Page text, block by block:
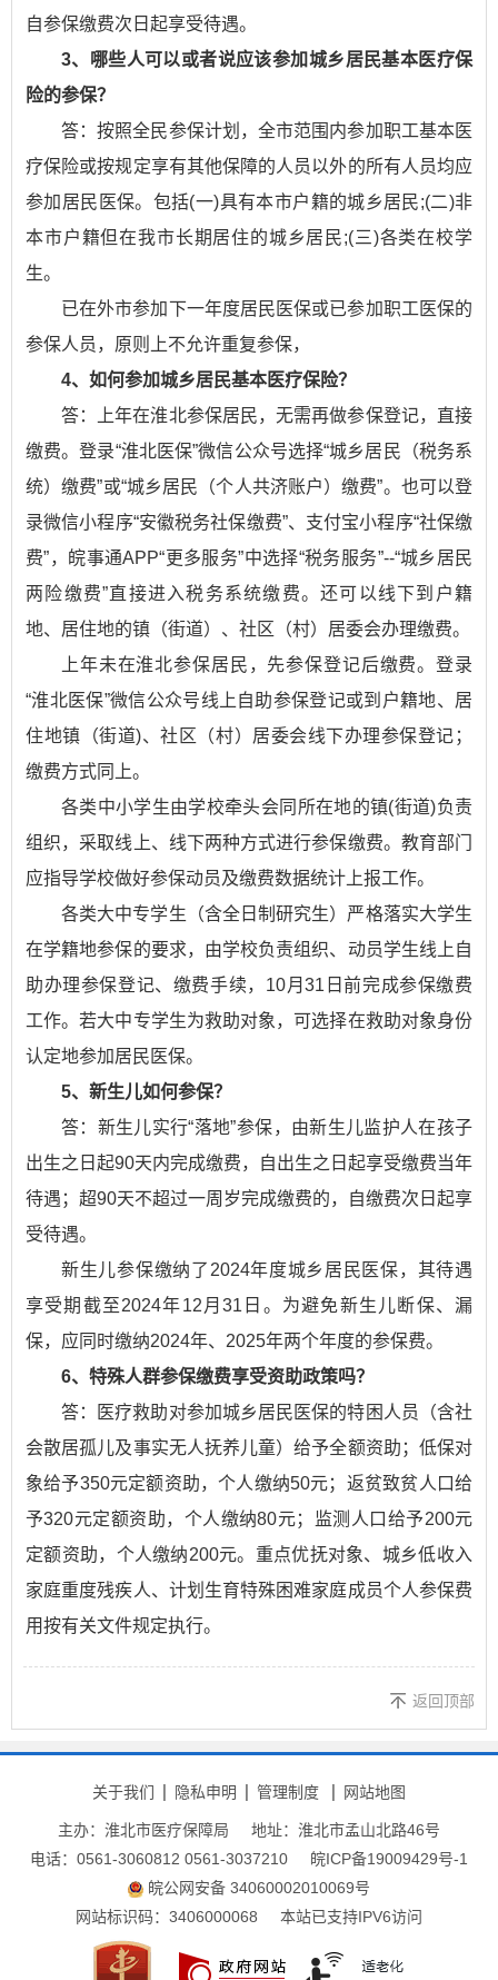
自参保缴费次日起享受待遇。
3、哪些人可以或者说应该参加城乡居民基本医疗保
险的参保？
答：按照全民参保计划，全市范围内参加职工基本医
疗保险或按规定享有其他保障的人员以外的所有人员均应
参加居民医保。包括(一)具有本市户籍的城乡居民;(二)非
本市户籍但在我市长期居住的城乡居民;(三)各类在校学
生。
已在外市参加下一年度居民医保或已参加职工医保的
参保人员，原则上不允许重复参保，
4、如何参加城乡居民基本医疗保险？
答：上年在淮北参保居民，无需再做参保登记，直接
缴费。登录“淮北医保”微信公众号选择“城乡居民（税务系
统）缴费”或“城乡居民（个人共济账户）缴费”。也可以登
录微信小程序“安徽税务社保缴费”、支付宝小程序“社保缴
费”，皖事通APP“更多服务”中选择“税务服务”--“城乡居民
两险缴费”直接进入税务系统缴费。还可以线下到户籍
地、居住地的镇（街道）、社区（村）居委会办理缴费。
上年未在淮北参保居民，先参保登记后缴费。登录
“淮北医保”微信公众号线上自助参保登记或到户籍地、居
住地镇（街道)、社区（村）居委会线下办理参保登记；
缴费方式同上。
各类中小学生由学校牵头会同所在地的镇(街道)负责
组织，采取线上、线下两种方式进行参保缴费。教育部门
应指导学校做好参保动员及缴费数据统计上报工作。
各类大中专学生（含全日制研究生）严格落实大学生
在学籍地参保的要求，由学校负责组织、动员学生线上自
助办理参保登记、缴费手续，10月31日前完成参保缴费
工作。若大中专学生为救助对象，可选择在救助对象身份
认定地参加居民医保。
5、新生儿如何参保？
答：新生儿实行“落地”参保，由新生儿监护人在孩子
出生之日起90天内完成缴费，自出生之日起享受缴费当年
待遇；超90天不超过一周岁完成缴费的，自缴费次日起享
受待遇。
新生儿参保缴纳了2024年度城乡居民医保，其待遇
享受期截至2024年12月31日。为避免新生儿断保、漏
保，应同时缴纳2024年、2025年两个年度的参保费。
6、特殊人群参保缴费享受资助政策吗？
答：医疗救助对参加城乡居民医保的特困人员（含社
会散居孤儿及事实无人抚养儿童）给予全额资助；低保对
象给予350元定额资助，个人缴纳50元；返贫致贫人口给
予320元定额资助，个人缴纳80元；监测人口给予200元
定额资助，个人缴纳200元。重点优抚对象、城乡低收入
家庭重度残疾人、计划生育特殊困难家庭成员个人参保费
用按有关文件规定执行。
返回顶部
关于我们 隐私申明 管理制度 网站地图
主办：淮北市医疗保障局
地址：淮北市孟山北路46号
电话：0561-3060812 0561-3037210
皖ICP备19009429号-1
皖公网安备 34060002010069号
网站标识码：3406000068
本站已支持IPV6访问